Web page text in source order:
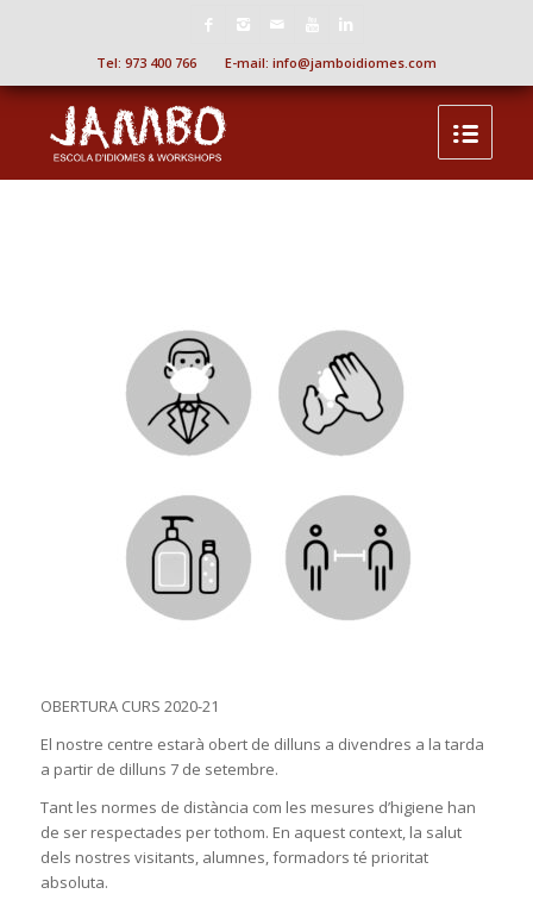
Tel: 973 400 766 E-mail: info@jamboidiomes.com
OBERTURA CURS 2020-21
El nostre centre estarà obert de dilluns a divendres a la tarda
a partir de dilluns 7 de setembre.
Tant les normes de distància com les mesures d’higiene han
de ser respectades per tothom. En aquest context, la salut
dels nostres visitants, alumnes, formadors té prioritat
absoluta.